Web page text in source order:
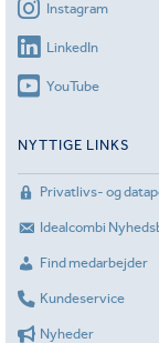
Instagram
LinkedIn
YouTube
NYTTIGE LINKS
Privatlivs- og
Idealcombi
Find medarbejder
Kundeservice
Nyheder